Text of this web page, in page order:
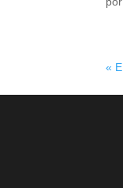
«